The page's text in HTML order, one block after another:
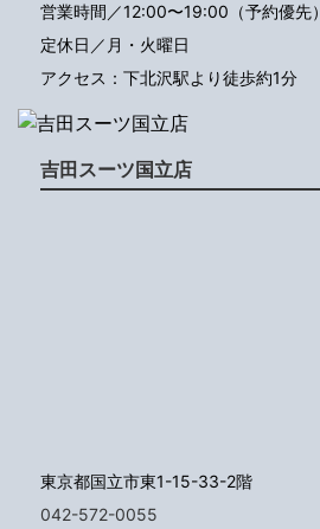
営業時間／12:00〜19:00（予約優先）
定休日／月・火曜日
アクセス：下北沢駅より徒歩約1分
吉田スーツ国立店
東京都国立市東1-15-33-2階
042-572-0055